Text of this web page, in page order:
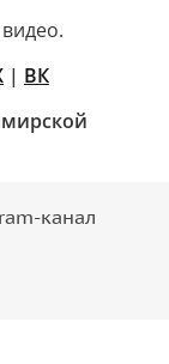
| ВК
канал